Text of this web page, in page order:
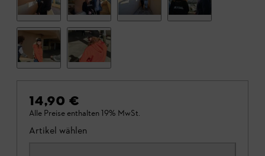
14,90 €
Alle Preise enthalten 19% MwSt.
Artikel wählen